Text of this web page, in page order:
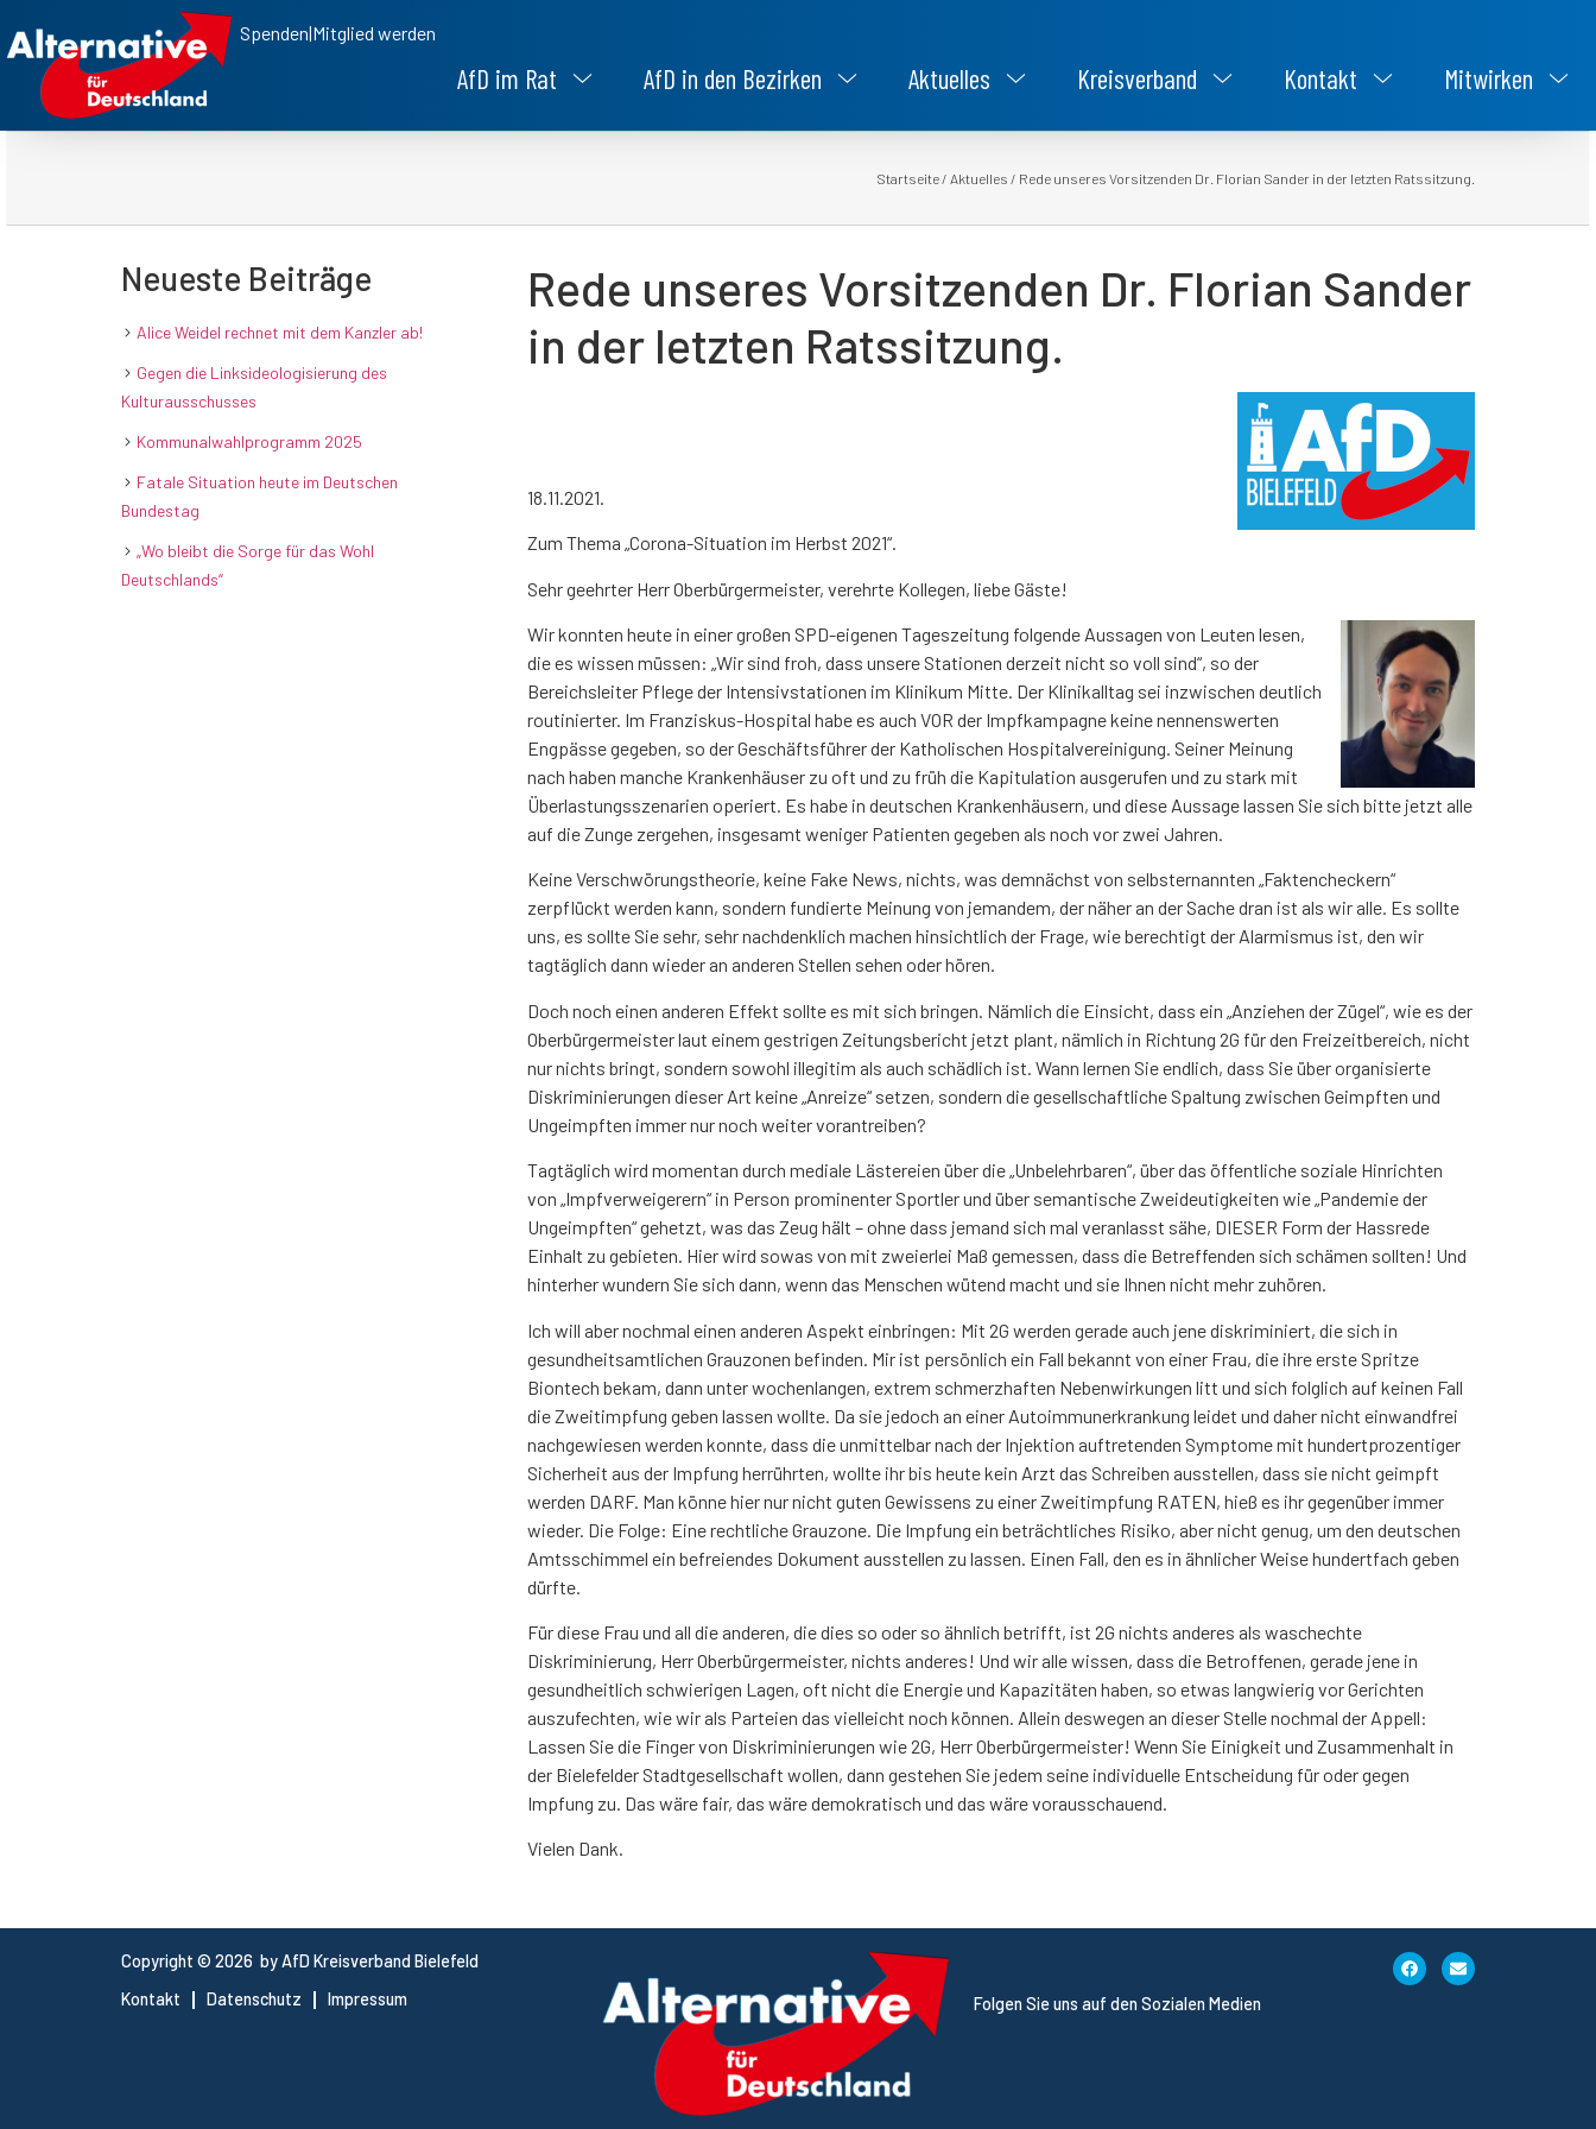
Spenden|Mitglied werden
AfD im Rat AfD in den Bezirken Aktuelles Kreisverband Kontakt Mitwirken
Startseite / Aktuelles / Rede unseres Vorsitzenden Dr. Florian Sander in der letzten Ratssitzung.
Neueste Beiträge
Alice Weidel rechnet mit dem Kanzler ab!
Gegen die Linksideologisierung des
Kulturausschusses
Kommunalwahlprogramm 2025
Fatale Situation heute im Deutschen
Bundestag
„Wo bleibt die Sorge für das Wohl
Deutschlands“
Rede unseres Vorsitzenden Dr. Florian Sander
in der letzten Ratssitzung.
18.11.2021.
Zum Thema „Corona-Situation im Herbst 2021“.
Sehr geehrter Herr Oberbürgermeister, verehrte Kollegen, liebe Gäste!
Wir konnten heute in einer großen SPD-eigenen Tageszeitung folgende Aussagen von Leuten lesen,
die es wissen müssen: „Wir sind froh, dass unsere Stationen derzeit nicht so voll sind“, so der
Bereichsleiter Pflege der Intensivstationen im Klinikum Mitte. Der Klinikalltag sei inzwischen deutlich
routinierter. Im Franziskus-Hospital habe es auch VOR der Impfkampagne keine nennenswerten
Engpässe gegeben, so der Geschäftsführer der Katholischen Hospitalvereinigung. Seiner Meinung
nach haben manche Krankenhäuser zu oft und zu früh die Kapitulation ausgerufen und zu stark mit
Überlastungsszenarien operiert. Es habe in deutschen Krankenhäusern, und diese Aussage lassen Sie sich bitte jetzt alle
auf die Zunge zergehen, insgesamt weniger Patienten gegeben als noch vor zwei Jahren.
Keine Verschwörungstheorie, keine Fake News, nichts, was demnächst von selbsternannten „Faktencheckern“
zerpflückt werden kann, sondern fundierte Meinung von jemandem, der näher an der Sache dran ist als wir alle. Es sollte
uns, es sollte Sie sehr, sehr nachdenklich machen hinsichtlich der Frage, wie berechtigt der Alarmismus ist, den wir
tagtäglich dann wieder an anderen Stellen sehen oder hören.
Doch noch einen anderen Effekt sollte es mit sich bringen. Nämlich die Einsicht, dass ein „Anziehen der Zügel“, wie es der
Oberbürgermeister laut einem gestrigen Zeitungsbericht jetzt plant, nämlich in Richtung 2G für den Freizeitbereich, nicht
nur nichts bringt, sondern sowohl illegitim als auch schädlich ist. Wann lernen Sie endlich, dass Sie über organisierte
Diskriminierungen dieser Art keine „Anreize“ setzen, sondern die gesellschaftliche Spaltung zwischen Geimpften und
Ungeimpften immer nur noch weiter vorantreiben?
Tagtäglich wird momentan durch mediale Lästereien über die „Unbelehrbaren“, über das öffentliche soziale Hinrichten
von „Impfverweigerern“ in Person prominenter Sportler und über semantische Zweideutigkeiten wie „Pandemie der
Ungeimpften“ gehetzt, was das Zeug hält – ohne dass jemand sich mal veranlasst sähe, DIESER Form der Hassrede
Einhalt zu gebieten. Hier wird sowas von mit zweierlei Maß gemessen, dass die Betreffenden sich schämen sollten! Und
hinterher wundern Sie sich dann, wenn das Menschen wütend macht und sie Ihnen nicht mehr zuhören.
Ich will aber nochmal einen anderen Aspekt einbringen: Mit 2G werden gerade auch jene diskriminiert, die sich in
gesundheitsamtlichen Grauzonen befinden. Mir ist persönlich ein Fall bekannt von einer Frau, die ihre erste Spritze
Biontech bekam, dann unter wochenlangen, extrem schmerzhaften Nebenwirkungen litt und sich folglich auf keinen Fall
die Zweitimpfung geben lassen wollte. Da sie jedoch an einer Autoimmunerkrankung leidet und daher nicht einwandfrei
nachgewiesen werden konnte, dass die unmittelbar nach der Injektion auftretenden Symptome mit hundertprozentiger
Sicherheit aus der Impfung herrührten, wollte ihr bis heute kein Arzt das Schreiben ausstellen, dass sie nicht geimpft
werden DARF. Man könne hier nur nicht guten Gewissens zu einer Zweitimpfung RATEN, hieß es ihr gegenüber immer
wieder. Die Folge: Eine rechtliche Grauzone. Die Impfung ein beträchtliches Risiko, aber nicht genug, um den deutschen
Amtsschimmel ein befreiendes Dokument ausstellen zu lassen. Einen Fall, den es in ähnlicher Weise hundertfach geben
dürfte.
Für diese Frau und all die anderen, die dies so oder so ähnlich betrifft, ist 2G nichts anderes als waschechte
Diskriminierung, Herr Oberbürgermeister, nichts anderes! Und wir alle wissen, dass die Betroffenen, gerade jene in
gesundheitlich schwierigen Lagen, oft nicht die Energie und Kapazitäten haben, so etwas langwierig vor Gerichten
auszufechten, wie wir als Parteien das vielleicht noch können. Allein deswegen an dieser Stelle nochmal der Appell:
Lassen Sie die Finger von Diskriminierungen wie 2G, Herr Oberbürgermeister! Wenn Sie Einigkeit und Zusammenhalt in
der Bielefelder Stadtgesellschaft wollen, dann gestehen Sie jedem seine individuelle Entscheidung für oder gegen
Impfung zu. Das wäre fair, das wäre demokratisch und das wäre vorausschauend.
Vielen Dank.
Copyright © 2026 by AfD Kreisverband Bielefeld
Kontakt
Datenschutz Impressum Folgen Sie uns auf den Sozialen Medien